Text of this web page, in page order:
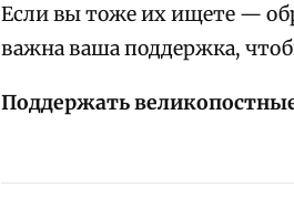
Если вы тоже их ищете —
важна ваша поддержка,
Поддержать